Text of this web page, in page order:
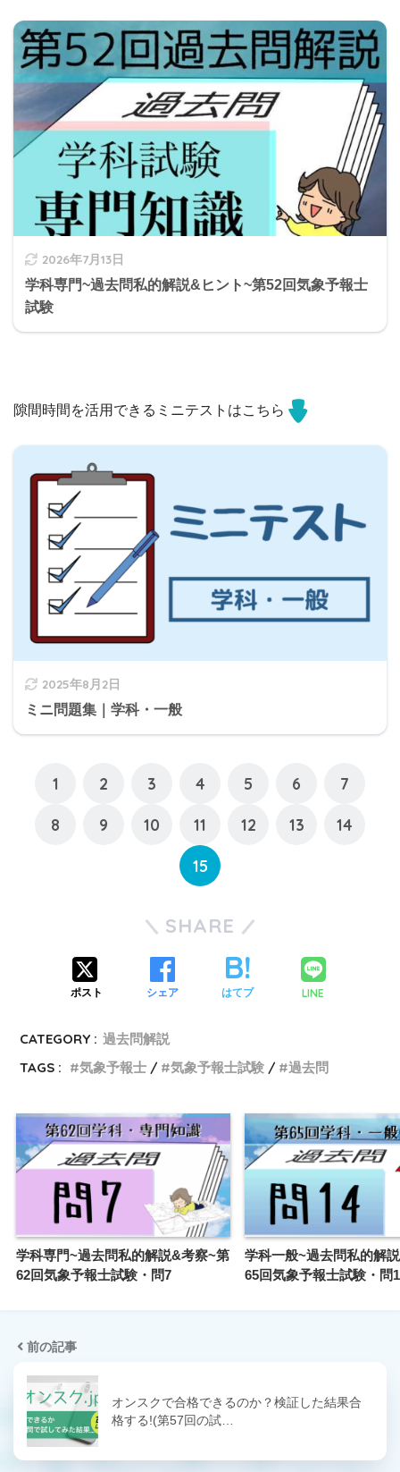
2026年7月13日
学科専門~過去問私的解説&ヒント~第52回気象予報士
試験
隙間時間を活用できるミニテストはこちら
2025年8月2日
ミニ問題集｜学科・一般
1 2 3 4 5 6 7
8 9 10 11 12 13 14
15
SHARE
ポスト シェア はてブ LINE
CATEGORY : 過去問解説
TAGS :
気象予報士 気象予報士試験 過去問
学科専門~過去問私的解説&考察~第
62回気象予報士試験・問7
学科一般~過去問私的解
65回気象予報士試験・問
前の記事
オンスクで合格できるのか？検証した結果合
格する!(第57回の試…